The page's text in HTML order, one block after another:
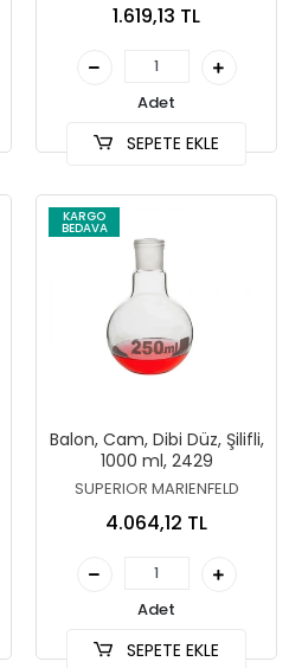
1.619,13 TL
Adet
SEPETE EKLE
KARGO
BEDAVA
Balon, Cam, Dibi Düz, Şilifli,
1000 ml, 2429
SUPERIOR MARIENFELD
4.064,12 TL
Adet
SEPETE EKLE